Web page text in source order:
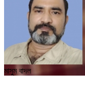
মাসুম বাদল